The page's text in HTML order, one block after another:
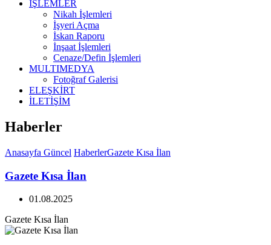
İŞLEMLER
Nikah İşlemleri
İşyeri Açma
İskan Raporu
İnşaat İşlemleri
Cenaze/Defin İşlemleri
MULTIMEDYA
Fotoğraf Galerisi
ELEŞKİRT
İLETİŞİM
Haberler
Anasayfa Güncel HaberlerGazete Kısa İlan
Gazete Kısa İlan
01.08.2025
Gazete Kısa İlan